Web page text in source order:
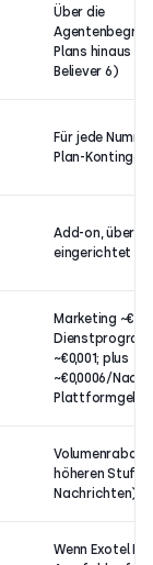
Über die
Plans hinaus
Believer 6)
Für jede
Plan-
Add-on, über
eingerichtet
Marketing
~€0,001; plus
~€0,0006/
höheren Stufen
Nachrichten)
Wenn Exotel